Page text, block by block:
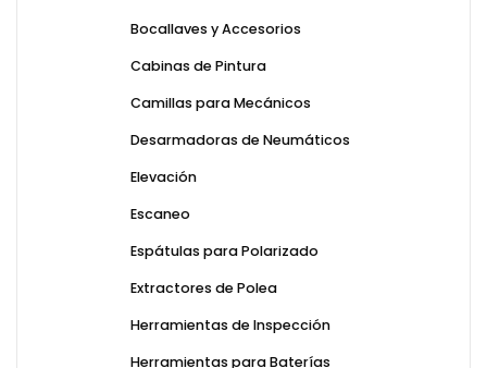
Bocallaves y Accesorios
Cabinas de Pintura
Camillas para Mecánicos
Desarmadoras de Neumáticos
Elevación
Escaneo
Espátulas para Polarizado
Extractores de Polea
Herramientas de Inspección
Herramientas para Baterías